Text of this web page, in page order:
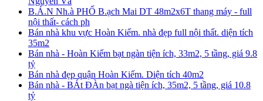
B.Á.N Nh.à PHỐ B.ạch Mai DT 48m2x6T thang máy - full
nội thất- cách ph
Bán nhà khu vực Hoàn Kiếm. nhà đẹp full nội thất. diện tích
35m2
Bán nhà - Hoàn Kiếm bạt ngàn tiện ích, 33m2, 5 tầng, giá 9.8
tỷ
Bán nhà đẹp quận Hoàn Kiếm. Diện tích 40m2
Bán nhà - BÁt ĐÀn bạt ngà tiện ích, 35m2, 5 tầng, giá 10.8
tỷ